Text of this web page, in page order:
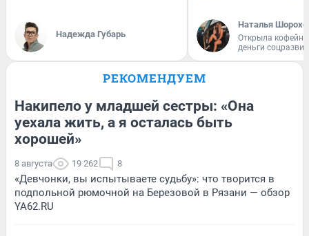
Надежда Губарь
Наталья
Открыла
деньги
РЕКОМЕНДУЕМ
Накипело у младшей сестры: «Она
уехала жить, а я осталась быть
хорошей»
8 августа 19 262 8
«Девчонки, вы испытываете судьбу»: что творится в
подпольной рюмочной на Березовой в Рязани — обзор
YA62.RU